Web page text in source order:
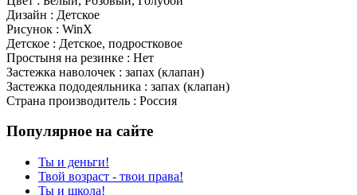
Дизайн : Детское
Рисунок : WinX
Детское : Детское, подростковое
Простыня на резинке : Нет
Застежка наволочек : запах (клапан)
Застежка пододеяльника : запах (клапан)
Страна производитель : Россия
Популярное на сайте
Ты и деньги!
Твой возраст - твои права!
Ты и школа!